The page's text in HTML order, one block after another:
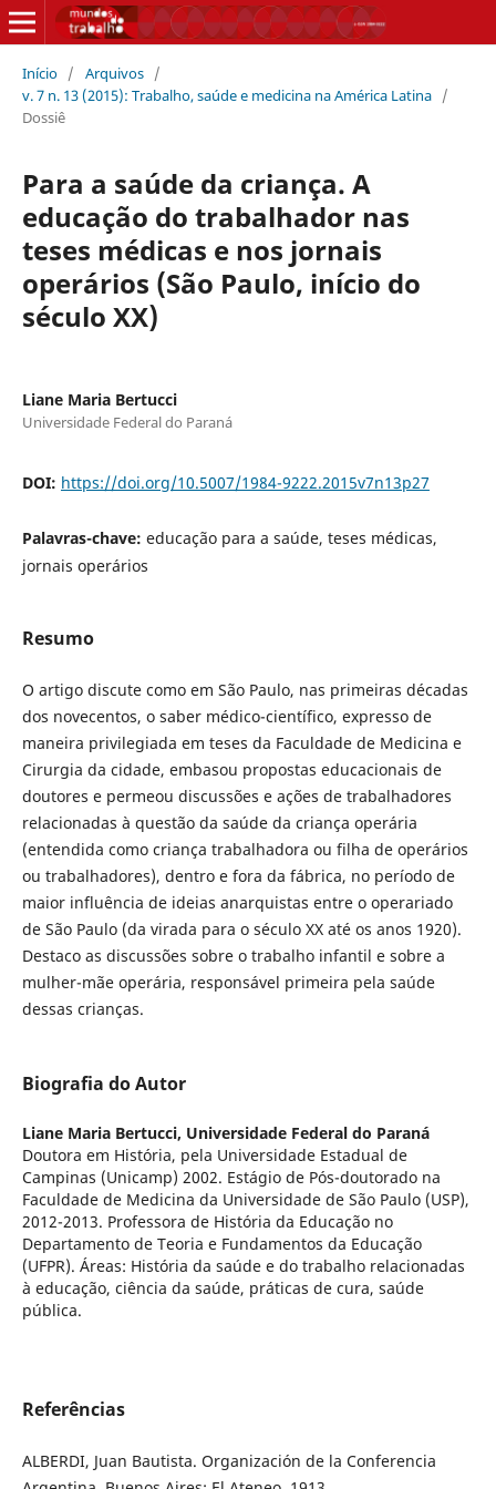
Início / Arquivos /
v. 7 n. 13 (2015): Trabalho, saúde e medicina na América Latina /
Dossiê
Para a saúde da criança. A
educação do trabalhador nas
teses médicas e nos jornais
operários (São Paulo, início do
século XX)
Liane Maria Bertucci
Universidade Federal do Paraná
DOI: https://doi.org/10.5007/1984-9222.2015v7n13p27
Palavras-chave: educação para a saúde, teses médicas,
jornais operários
Resumo
O artigo discute como em São Paulo, nas primeiras décadas
dos novecentos, o saber médico-científico, expresso de
maneira privilegiada em teses da Faculdade de Medicina e
Cirurgia da cidade, embasou propostas educacionais de
doutores e permeou discussões e ações de trabalhadores
relacionadas à questão da saúde da criança operária
(entendida como criança trabalhadora ou filha de operários
ou trabalhadores), dentro e fora da fábrica, no período de
maior influência de ideias anarquistas entre o operariado
de São Paulo (da virada para o século XX até os anos 1920).
Destaco as discussões sobre o trabalho infantil e sobre a
mulher-mãe operária, responsável primeira pela saúde
dessas crianças.
Biografia do Autor
Liane Maria Bertucci, Universidade Federal do Paraná
Doutora em História, pela Universidade Estadual de
Campinas (Unicamp) 2002. Estágio de Pós-doutorado na
Faculdade de Medicina da Universidade de São Paulo (USP),
2012-2013. Professora de História da Educação no
Departamento de Teoria e Fundamentos da Educação
(UFPR). Áreas: História da saúde e do trabalho relacionadas
à educação, ciência da saúde, práticas de cura, saúde
pública.
Referências
ALBERDI, Juan Bautista. Organización de la Conferencia